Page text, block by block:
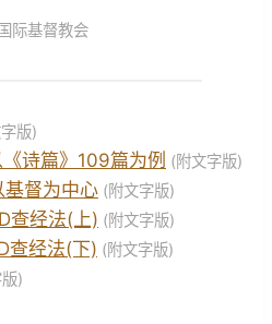
际基督教会
版)
诗篇》109篇为例 (附文字版)
督为中心 (附文字版)
查经法(上) (附文字版)
查经法(下) (附文字版)
)